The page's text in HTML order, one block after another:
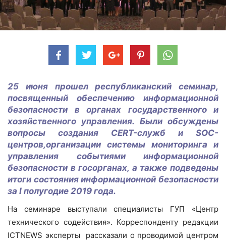
25 июня прошел республиканский семинар,
посвященный обеспечению информационной
безопасности в органах государственного и
хозяйственного управления. Были обсуждены
вопросы создания CERT-служб и SOC-
центров,организации системы мониторинга и
управления событиями информационной
безопасности в госорганах, а также подведены
итоги состояния информационной безопасности
за I полугодие 2019 года.
На семинаре выступали специалисты ГУП «Центр
технического содействия». Корреспонденту редакции
ICTNEWS эксперты рассказали о проводимой центром